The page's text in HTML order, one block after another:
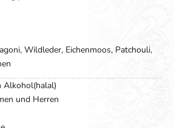
Wildleder, Eichenmoos, Patchouli,
Alkohol(halal)
und Herren